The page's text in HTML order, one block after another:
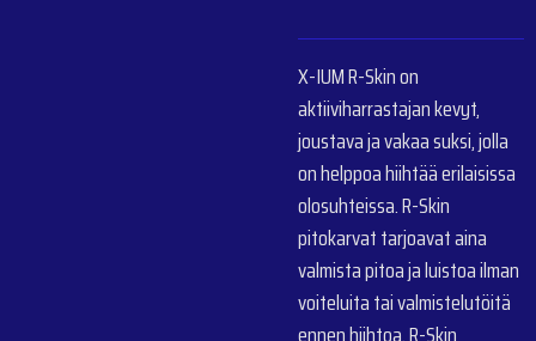
X-IUM R-Skin on
aktiiviharrastajan kevyt,
joustava ja vakaa suksi, jolla
on helppoa hiihtää erilaisissa
olosuhteissa. R-Skin
pitokarvat tarjoavat aina
valmista pitoa ja luistoa ilman
voiteluita tai valmistelutöitä